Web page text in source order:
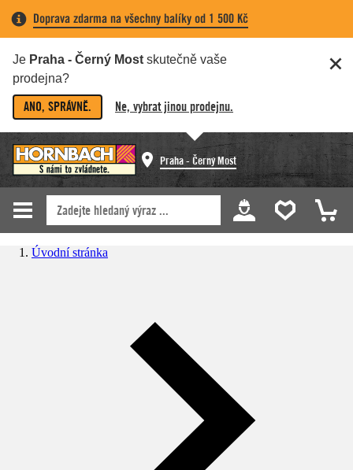
Doprava zdarma na všechny balíky od 1 500 Kč
Je Praha - Černý Most skutečně vaše
prodejna?
ANO, SPRÁVNĚ. Ne, vybrat jinou prodejnu.
Praha - Černý Most
Úvodní stránka